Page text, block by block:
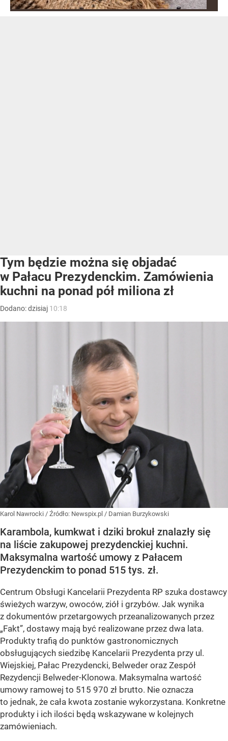
Tym będzie można się objadać
w Pałacu Prezydenckim. Zamówienia
kuchni na ponad pół miliona zł
Dodano:dzisiaj 10:18
Karol Nawrocki / Źródło: Newspix.pl / Damian Burzykowski
Karambola, kumkwat i dziki brokuł znalazły się
na liście zakupowej prezydenckiej kuchni.
Maksymalna wartość umowy z Pałacem
Prezydenckim to ponad 515 tys. zł.
Centrum Obsługi Kancelarii Prezydenta RP szuka dostawcy
świeżych warzyw, owoców, ziół i grzybów. Jak wynika
z dokumentów przetargowych przeanalizowanych przez
„Fakt”, dostawy mają być realizowane przez dwa lata.
Produkty trafią do punktów gastronomicznych
obsługujących siedzibę Kancelarii Prezydenta przy ul.
Wiejskiej, Pałac Prezydencki, Belweder oraz Zespół
Rezydencji Belweder-Klonowa. Maksymalna wartość
umowy ramowej to 515 970 zł brutto. Nie oznacza
to jednak, że cała kwota zostanie wykorzystana. Konkretne
produkty i ich ilości będą wskazywane w kolejnych
zamówieniach.